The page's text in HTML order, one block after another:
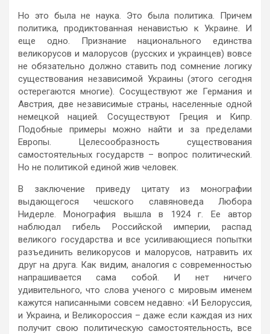
Но это была не наука. Это была политика. Причем
политика, продиктованная ненавистью к Украине. И
еще одно. Признание национального единства
великорусов и малорусов (русских и украинцев) вовсе
не обязательно должно ставить под сомнение логику
существования независимой Украины (этого сегодня
остерегаются многие). Сосуществуют же Германия и
Австрия, две независимые страны, населенные одной
немецкой нацией. Сосуществуют Греция и Кипр.
Подобные примеры можно найти и за пределами
Европы. Целесообразность существования
самостоятельных государств – вопрос политический.
Но не политикой единой жив человек.
В заключение приведу цитату из монографии
выдающегося чешского славяноведа Любора
Нидерле. Монография вышла в 1924 г. Ее автор
наблюдал гибель Российской империи, распад
великого государства и все усиливающиеся попытки
разъединить великорусов и малорусов, натравить их
друг на друга. Как видим, аналогия с современностью
напрашивается сама собой. И нет ничего
удивительного, что слова ученого с мировым именем
кажутся написанными совсем недавно: «И Белоруссия,
и Украина, и Великороссия – даже если каждая из них
получит свою политическую самостоятельность, все